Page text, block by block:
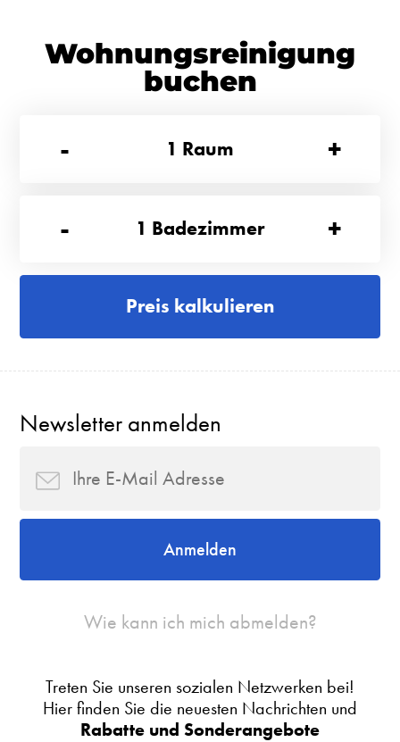
Wohnungsreinigung
buchen
-
1 Raum +
- 1 Badezimmer +
Preis kalkulieren
Newsletter anmelden
Anmelden
Wie kann ich mich abmelden?
Treten Sie unseren sozialen Netzwerken bei!
Hier finden Sie die neuesten Nachrichten und
Rabatte und Sonderangebote